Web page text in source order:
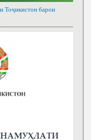
Тоҷикистон барои